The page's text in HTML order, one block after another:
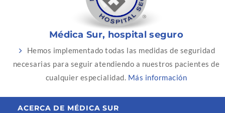
Médica Sur, hospital seguro
Hemos implementado todas las medidas de seguridad
necesarias para seguir atendiendo a nuestros pacientes de
cualquier especialidad. Más información
ACERCA DE MÉDICA SUR